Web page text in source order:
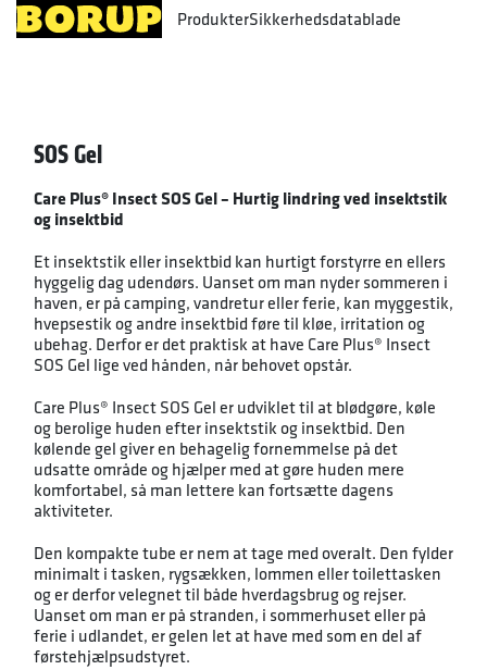
ProdukterSikkerhedsdatablade
SOS Gel
Care Plus® Insect SOS Gel – Hurtig lindring ved insektstik
og insektbid
Et insektstik eller insektbid kan hurtigt forstyrre en ellers
hyggelig dag udendørs. Uanset om man nyder sommeren i
haven, er på camping, vandretur eller ferie, kan myggestik,
hvepsestik og andre insektbid føre til kløe, irritation og
ubehag. Derfor er det praktisk at have Care Plus® Insect
SOS Gel lige ved hånden, når behovet opstår.
Care Plus® Insect SOS Gel er udviklet til at blødgøre, køle
og berolige huden efter insektstik og insektbid. Den
kølende gel giver en behagelig fornemmelse på det
udsatte område og hjælper med at gøre huden mere
komfortabel, så man lettere kan fortsætte dagens
aktiviteter.
Den kompakte tube er nem at tage med overalt. Den fylder
minimalt i tasken, rygsækken, lommen eller toilettasken
og er derfor velegnet til både hverdagsbrug og rejser.
Uanset om man er på stranden, i sommerhuset eller på
ferie i udlandet, er gelen let at have med som en del af
førstehjælpsudstyret.